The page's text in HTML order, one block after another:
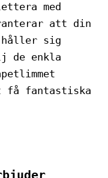
med
att din
sig
de enkla
få fantastiska